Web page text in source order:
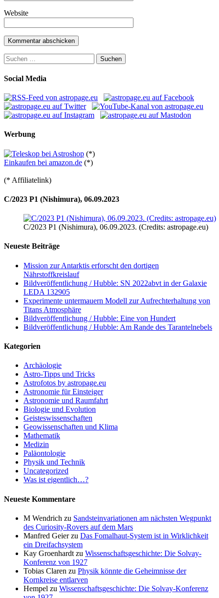
Website
Suchen
nach:
Social Media
Werbung
(*)
Einkaufen bei amazon.de (*)
(* Affiliatelink)
C/2023 P1 (Nishimura), 06.09.2023
C/2023 P1 (Nishimura), 06.09.2023. (Credits: astropage.eu)
Neueste Beiträge
Mission zur Antarktis erforscht den dortigen
Nährstoffkreislauf
Bildveröffentlichung / Hubble: SN 2022abvt in der Galaxie
LEDA 132905
Experimente untermauern Modell zur Aufrechterhaltung von
Titans Atmosphäre
Bildveröffentlichung / Hubble: Eine von Hundert
Bildveröffentlichung / Hubble: Am Rande des Tarantelnebels
Kategorien
Archäologie
Astro-Tipps und Tricks
Astrofotos by astropage.eu
Astronomie für Einsteiger
Astronomie und Raumfahrt
Biologie und Evolution
Geisteswissenschaften
Geowissenschaften und Klima
Mathematik
Medizin
Paläontologie
Physik und Technik
Uncategorized
Was ist eigentlich…?
Neueste Kommentare
M Wendrich zu Sandsteinvariationen am nächsten Wegpunkt
des Curiosity-Rovers auf dem Mars
Manfred Geierzu Das Fomalhaut-System ist in Wirklichkeit
ein Dreifachsystem
Kay Groenhardt zu Wissenschaftsgeschichte: Die Solvay-
Konferenz von 1927
Tobias Claren zu Physik könnte die Geheimnisse der
Kornkreise entlarven
Hempel zu Wissenschaftsgeschichte: Die Solvay-Konferenz